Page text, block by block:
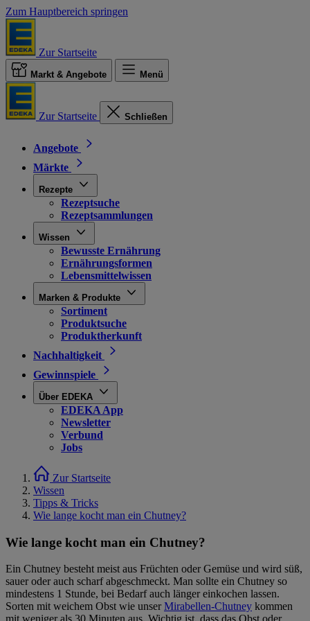
Zum Hauptbereich springen
Zur Startseite
Markt & Angebote Menü
Zur Startseite Schließen
Angebote
Märkte
Rezepte
Rezeptsuche
Rezeptsammlungen
Wissen
Bewusste Ernährung
Ernährungsformen
Lebensmittelwissen
Marken & Produkte
Sortiment
Produktsuche
Produktherkunft
Nachhaltigkeit
Gewinnspiele
Über EDEKA
EDEKA App
Newsletter
Verbund
Jobs
Zur Startseite
Wissen
Tipps & Tricks
Wie lange kocht man ein Chutney?
Wie lange kocht man ein Chutney?
Ein Chutney besteht meist aus Früchten oder Gemüse und wird süß,
sauer oder auch scharf abgeschmeckt. Man sollte ein Chutney so
mindestens 1 Stunde, bei Bedarf auch länger einkochen lassen.
Sorten mit weichem Obst wie unser Mirabellen-Chutney kommen